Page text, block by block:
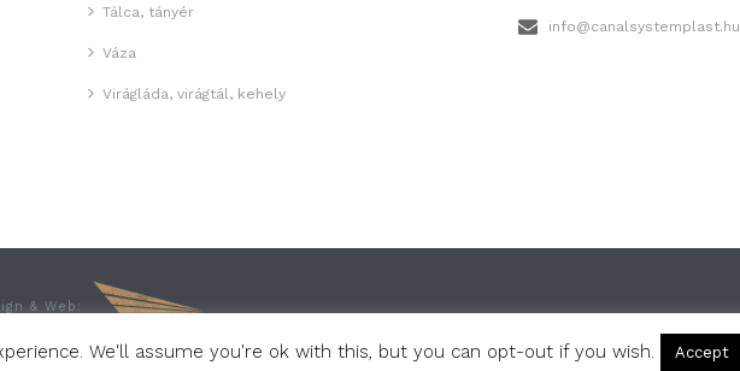
Tálca, tányér
Váza
Virágláda, virágtál, kehely
info@canalsystemplast.hu
& Web:
We'll assume you're ok with this, but you can opt-out if you wish. Accept